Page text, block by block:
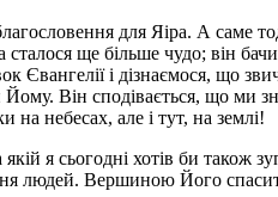
для Яіра. А саме
ще більше чудо; він
Євангелії і дізнаємося, що
Він сподівається, що ми
на небесах, але і тут, на землі!
я сьогодні хотів би
людей. Вершиною Його